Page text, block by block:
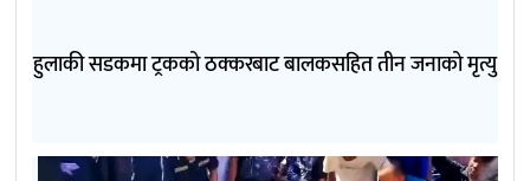
हुलाकी सडकमा ट्रकको ठक्करबाट बालकसहित तीन जनाको मृत्यु